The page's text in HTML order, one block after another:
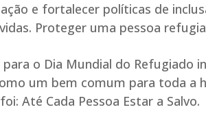
e fortalecer políticas de
Proteger uma pessoa
o Dia Mundial do Refugiado
um bem comum para toda a
Até Cada Pessoa Estar a Salvo.